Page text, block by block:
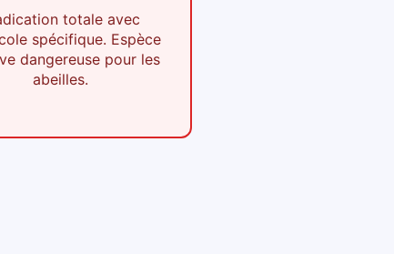
totale avec
spécifique. Espèce
dangereuse pour les
abeilles.